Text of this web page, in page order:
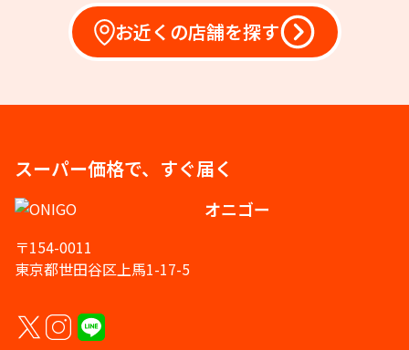
お近くの店舗を探す
スーパー価格で、すぐ届く
オニゴー
〒154-0011
東京都世田谷区上馬1-17-5